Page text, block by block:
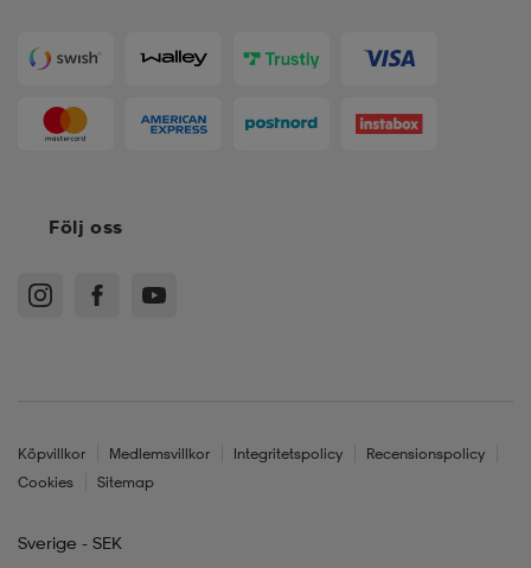
Följ oss
Köpvillkor Medlemsvillkor Integritetspolicy
Recensionspolicy
Cookies
Sitemap
Sverige - SEK